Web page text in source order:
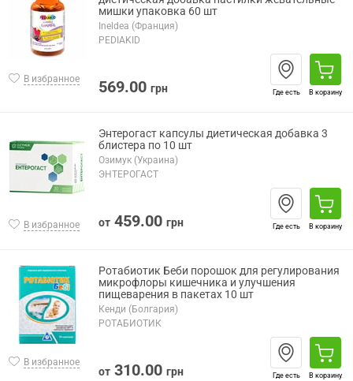
В избранное
мишки упаковка 60 шт
Ineldea (Франция)
PEDIAKID
569.00 грн Где есть В корзину
В избранное
Энтерогаст капсулы диетическая добавка 3
блистера по 10 шт
Озимук (Украина)
ЭНТЕРОГАСТ
от 459.00 грн Где есть В корзину
В избранное
Ротабиотик Беби порошок для регулирования
микрофлоры кишечника и улучшения
пищеварения в пакетах 10 шт
Кенди (Болгария)
РОТАБИОТИК
от 310.00 грн Где есть В корзину